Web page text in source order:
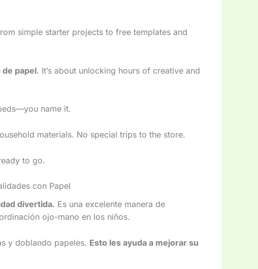
simple starter projects to free templates and
de papel. It’s about unlocking hours of creative and
name it.
materials. No special trips to the store.
to go.
con Papel
divertida. Es una excelente manera de
ojo-mano en los niños.
y doblando papeles. Esto les ayuda a mejorar su